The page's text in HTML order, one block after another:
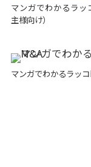
マンガでわかるラッ
主様向け）
マンガでわかるラッ